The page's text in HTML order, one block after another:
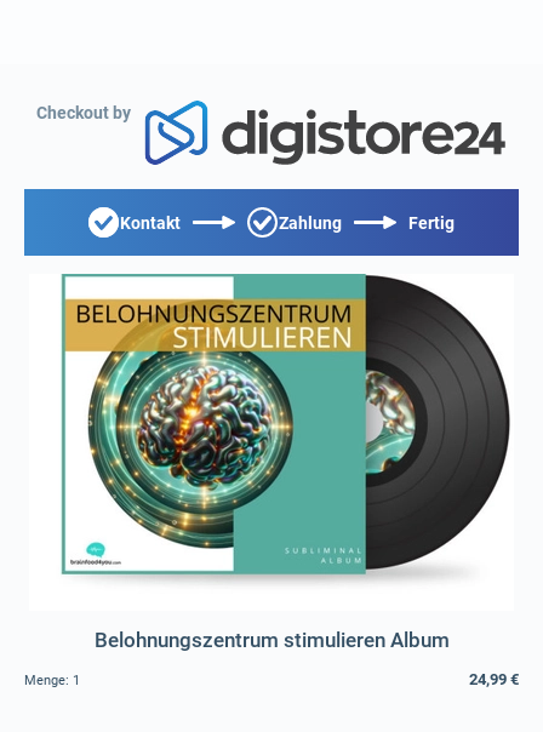
Checkout by
Kontakt Zahlung Fertig
Belohnungszentrum stimulieren Album
Menge: 1 24,99 €